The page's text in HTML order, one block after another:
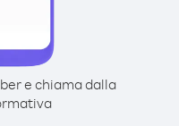
e chiama dalla